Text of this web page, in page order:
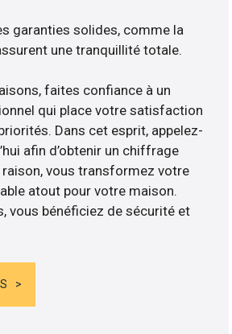
garanties solides, comme la
une tranquillité totale.
faites confiance à un
qui place votre satisfaction
Dans cet esprit, appelez-
afin d’obtenir un chiffrage
vous transformez votre
atout pour votre maison.
vous bénéficiez de sécurité et